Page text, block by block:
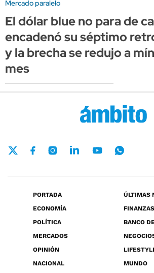
Mercado paralelo
El dólar blue no para de
encadenó su séptimo
y la brecha se redujo a
mes
PORTADA
ÚLTIMAS
ECONOMÍA
FINANZAS
POLÍTICA
BANCO
MERCADOS
OPINIÓN
NACIONAL
MUNDO